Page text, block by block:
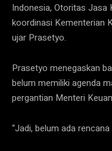
Indonesia, Otoritas Jasa
koordinasi Kementerian
ujar Prasetyo.
Prasetyo menegaskan
belum memiliki agenda
pergantian Menteri
“Jadi, belum ada rencana